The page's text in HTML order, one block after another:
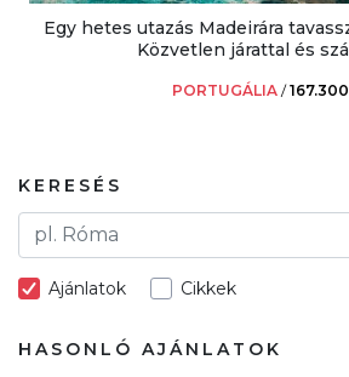
Egy hetes utazás Madeirára
Közvetlen járattal és
PORTUGÁLIA /
KERESÉS
Ajánlatok Cikkek
HASONLÓ AJÁNLATOK